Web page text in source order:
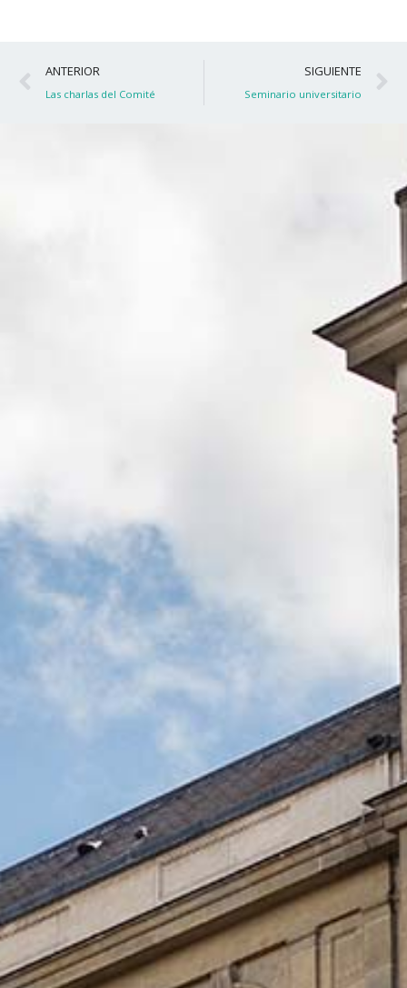
Ant
ANTERIOR
Las charlas del Comité
SIGUIENTE
Seminario universitario